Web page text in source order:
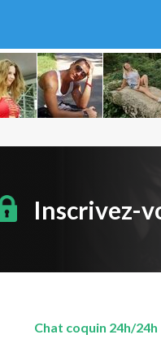
Inscrivez-
Chat coquin 24h/24h